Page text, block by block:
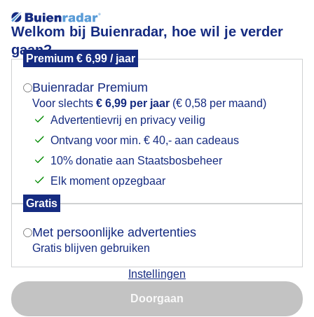
Welkom bij Buienradar, hoe wil je verder
gaan?
Premium € 6,99 / jaar
Buienradar Premium
Voor slechts € 6,99 per jaar (€ 0,58 per maand)
Advertentievrij en privacy veilig
Ontvang voor min. € 40,- aan cadeaus
10% donatie aan Staatsbosbeheer
Elk moment opzegbaar
Gratis
Met persoonlijke advertenties
Gratis blijven gebruiken
Instellingen
Doorgaan
Toch nog wat kleur
Door: Yvonne Raphael Gemaakt: 17-03-2025, 59x bekeken
Mogen we je locatie gebruiken voor het
Indien je hier nog geen akkoord op hebt gegeven,
verschijnt er zo een pop-up uit je browser waarin
Is goed, toon de popup
Nu niet, misschien later